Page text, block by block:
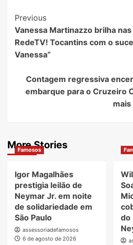
Post
Navigation
Previous
Vanessa Martinazzo brilha
RedeTV! Tocantins com o
Vanessa”
Contagem regressiva
embarque para o Cruzeiro
More Stories
Famosos
Igor Magalhães
prestigia leilão de
Neymar Jr. em noite
de solidariedade em
São Paulo
assessoriadefamosos
6 de agosto de 2026
do